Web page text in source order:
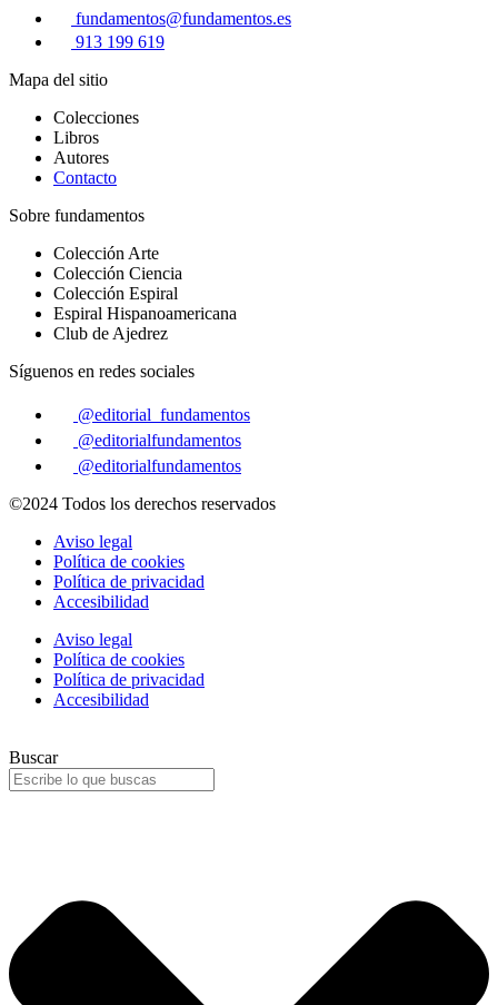
fundamentos@fundamentos.es
913 199 619
Mapa del sitio
Colecciones
Libros
Autores
Contacto
Sobre fundamentos
Colección Arte
Colección Ciencia
Colección Espiral
Espiral Hispanoamericana
Club de Ajedrez
Síguenos en redes sociales
@editorial_fundamentos
@editorialfundamentos
@editorialfundamentos
©2024 Todos los derechos reservados
Aviso legal
Política de cookies
Política de privacidad
Accesibilidad
Aviso legal
Política de cookies
Política de privacidad
Accesibilidad
Buscar